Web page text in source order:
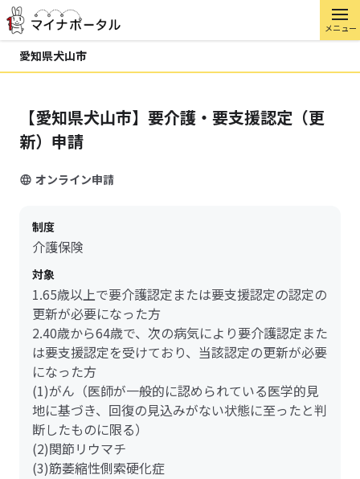
メニュー
愛知県犬山市
【愛知県犬山市】要介護・要支援認定（更
新）申請
オンライン申請
制度
介護保険
対象
1.65歳以上で要介護認定または要支援認定の認定の
更新が必要になった方
2.40歳から64歳で、次の病気により要介護認定また
は要支援認定を受けており、当該認定の更新が必要
になった方
(1)がん（医師が一般的に認められている医学的見
地に基づき、回復の見込みがない状態に至ったと判
断したものに限る）
(2)関節リウマチ
(3)筋萎縮性側索硬化症